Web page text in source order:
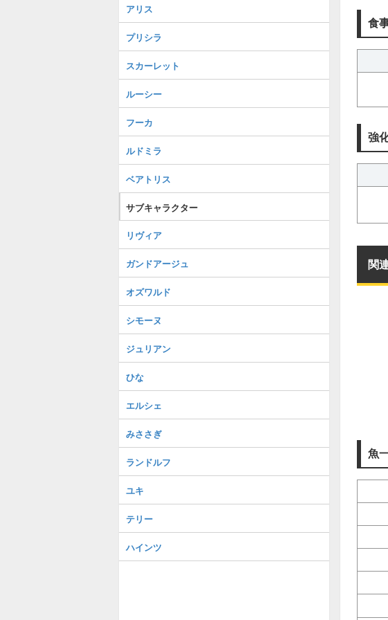
食
強
関
魚
アリス
プリシラ
スカーレット
ルーシー
フーカ
ルドミラ
ベアトリス
サブキャラクター
リヴィア
ガンドアージュ
オズワルド
シモーヌ
ジュリアン
ひな
エルシェ
みささぎ
ランドルフ
ユキ
テリー
ハインツ